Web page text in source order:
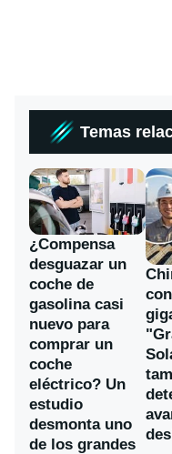
Temas
¿Compensa
desguazar un
coche de
gasolina casi
nuevo para
comprar un
coche
eléctrico? Un
estudio
desmonta uno
de los grandes